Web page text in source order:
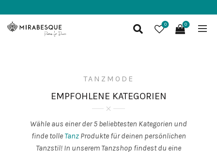
0 0
TANZMODE
EMPFOHLENE KATEGORIEN
Wähle aus einer der 5 beliebtesten Kategorien und
finde tolle TanzProdukte für deinen persönlichen
Tanzstil! In unserem Tanzshop findest du eine